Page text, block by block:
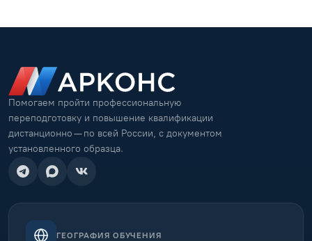
Помогаем пройти профессиональную
переподготовку и повышение квалификации
дистанционно — по всей России, с документом
установленного образца.
ГЕОГРАФИЯ ОБУЧЕНИЯ